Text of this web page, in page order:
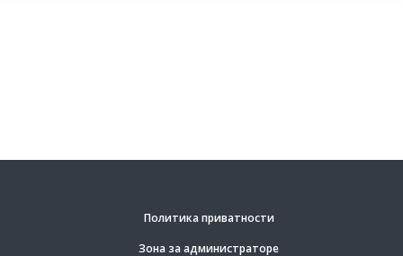
Политика приватности
Зона за администраторе